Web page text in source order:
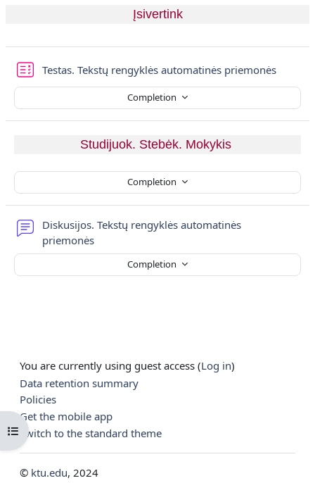
Open course index
Įsivertink
Testas. Tekstų rengyklės automatinės priemonėsQuiz
Completion
Completion
Studijuok. Stebėk. Mokykis
Diskusijos. Tekstų rengyklės automatinės
priemonės
Completion
You are currently using guest access (Log in)
Data retention summary
Policies
Get the mobile app
Switch to the standard theme
© ktu.edu, 2024